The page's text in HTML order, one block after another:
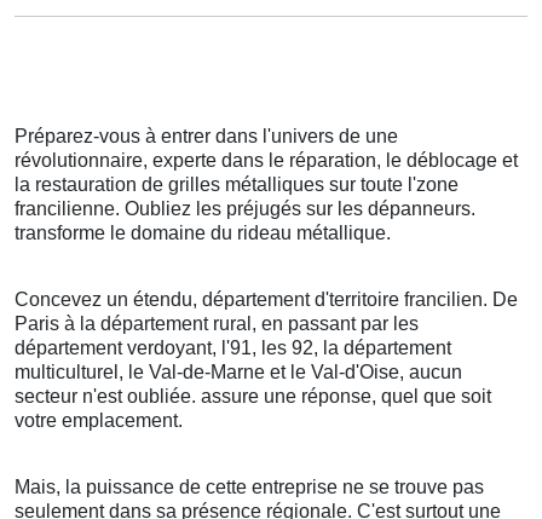
Préparez-vous à entrer dans l'univers de une
révolutionnaire, experte dans le réparation, le déblocage et
la restauration de grilles métalliques sur toute l'zone
francilienne. Oubliez les préjugés sur les dépanneurs.
transforme le domaine du rideau métallique.
Concevez un étendu, département d'territoire francilien. De
Paris à la département rural, en passant par les
département verdoyant, l'91, les 92, la département
multiculturel, le Val-de-Marne et le Val-d'Oise, aucun
secteur n'est oubliée. assure une réponse, quel que soit
votre emplacement.
Mais, la puissance de cette entreprise ne se trouve pas
seulement dans sa présence régionale. C'est surtout une